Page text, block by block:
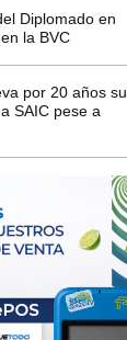
Diplomado en
la BVC
por 20 años su
SAIC pese a